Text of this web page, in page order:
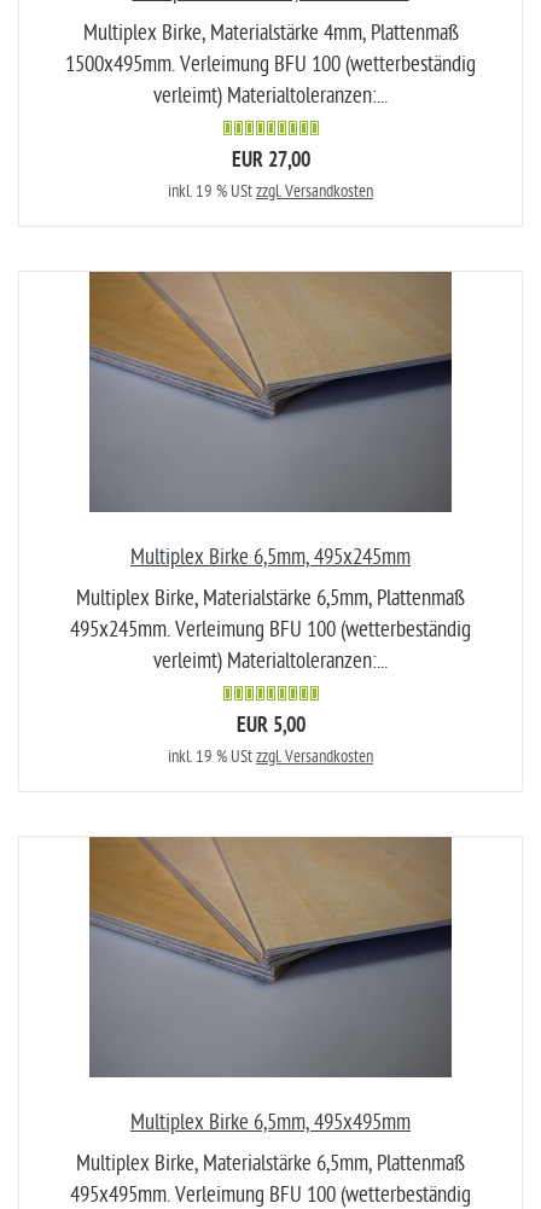
Multiplex Birke, Materialstärke 4mm, Plattenmaß
1500x495mm. Verleimung BFU 100 (wetterbeständig
verleimt) Materialtoleranzen:...
EUR 27,00
inkl. 19 % UStzzgl. Versandkosten
Multiplex Birke 6,5mm, 495x245mm
Multiplex Birke, Materialstärke 6,5mm, Plattenmaß
495x245mm. Verleimung BFU 100 (wetterbeständig
verleimt) Materialtoleranzen:...
EUR 5,00
inkl. 19 % UStzzgl. Versandkosten
Multiplex Birke 6,5mm, 495x495mm
Multiplex Birke, Materialstärke 6,5mm, Plattenmaß
495x495mm. Verleimung BFU 100 (wetterbeständig